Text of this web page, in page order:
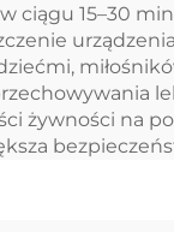
ciągu 15–30
żywności na